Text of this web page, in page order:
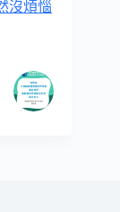
沒煩惱